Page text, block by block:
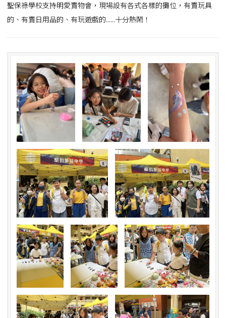
聖保祿學校支持明愛賣物會，現場設有各式各樣的攤位，有賣玩具
的、有賣日用品的、有玩遊戲的……十分熱鬧！